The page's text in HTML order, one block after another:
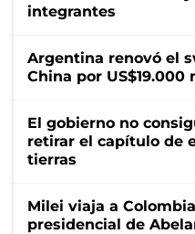
integrantes
Argentina renovó el
China por US$19.000
El gobierno no
retirar el capítulo de
tierras
Milei viaja a
presidencial de